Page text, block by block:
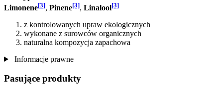
Limonene[3], Pinene[3], Linalool[3]
z kontrolowanych upraw ekologicznych
wykonane z surowców organicznych
naturalna kompozycja zapachowa
Informacje prawne
Pasujące produkty